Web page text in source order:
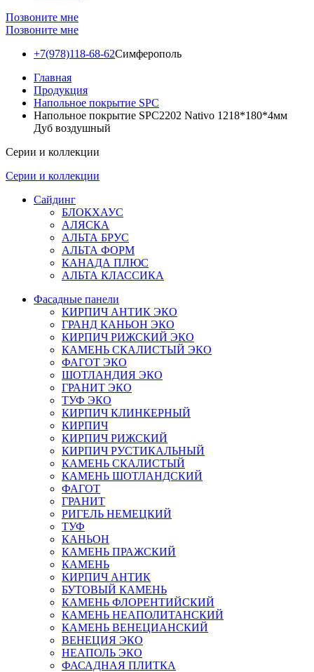
Позвоните мне
Позвоните мне
+7(978)118-68-62Симферополь
Главная
Продукция
Напольное покрытие SPC
Напольное покрытие SPC2202 Nativo 1218*180*4мм
Дуб воздушный
Серии и коллекции
Серии и коллекции
Сайдинг
БЛОКХАУС
АЛЯСКА
АЛЬТА БРУС
АЛЬТА ФОРМ
КАНАДА ПЛЮС
АЛЬТА КЛАССИКА
Фасадные панели
КИРПИЧ АНТИК ЭКО
ГРАНД КАНЬОН ЭКО
КИРПИЧ РИЖСКИЙ ЭКО
КАМЕНЬ СКАЛИСТЫЙ ЭКО
ФАГОТ ЭКО
ШОТЛАНДИЯ ЭКО
ГРАНИТ ЭКО
ТУФ ЭКО
КИРПИЧ КЛИНКЕРНЫЙ
КИРПИЧ
КИРПИЧ РИЖСКИЙ
КИРПИЧ РУСТИКАЛЬНЫЙ
КАМЕНЬ СКАЛИСТЫЙ
КАМЕНЬ ШОТЛАНДСКИЙ
ФАГОТ
ГРАНИТ
РИГЕЛЬ НЕМЕЦКИЙ
ТУФ
КАНЬОН
КАМЕНЬ ПРАЖСКИЙ
КАМЕНЬ
КИРПИЧ АНТИК
БУТОВЫЙ КАМЕНЬ
КАМЕНЬ ФЛОРЕНТИЙСКИЙ
КАМЕНЬ НЕАПОЛИТАНСКИЙ
КАМЕНЬ ВЕНЕЦИАНСКИЙ
ВЕНЕЦИЯ ЭКО
НЕАПОЛЬ ЭКО
ФАСАДНАЯ ПЛИТКА